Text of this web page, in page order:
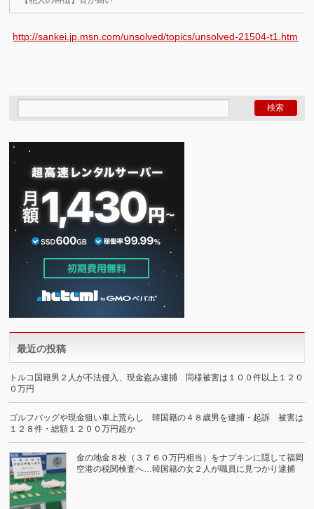
http://sankei.jp.msn.com/unsolved/topics/unsolved-21504-t1.htm
最近の投稿
トルコ国籍男２人が不法侵入、現金盗み逮捕 同様被害は１００件以上１２０
０万円
ゴルフバッグや現金狙い車上荒らし 韓国籍の４８歳男を逮捕・起訴 被害は
１２８件・総額１２００万円超か
金の地金８枚（３７６０万円相当）をナプキンに隠して福岡
空港の税関検査へ…韓国籍の女２人が職員に見つかり逮捕